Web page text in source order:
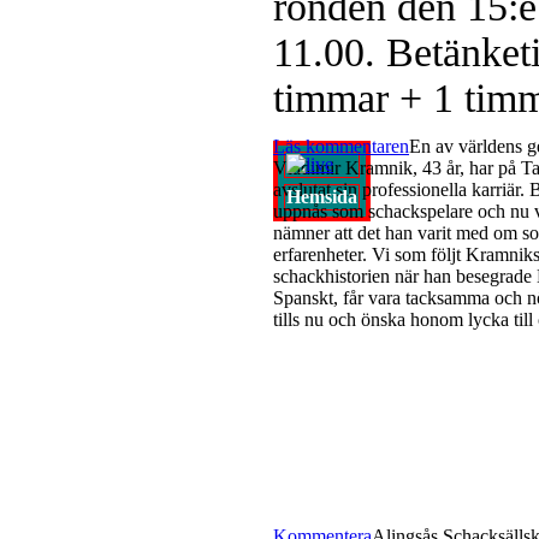
Läs kommentarenEn av världens
Vladimir Kramnik, 43 år, har på
avslutat sin professionella karriär.
uppnås som schackspelare och
nämner att det han varit med om
erfarenheter. Vi som följt
schackhistorien när han
Spanskt, får vara tacksamma och
tills nu och önska honom lycka
11.00.
timmar + 1
Hemsida